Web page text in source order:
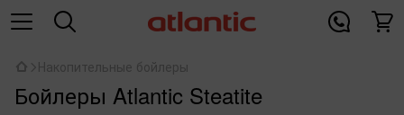
Накопительные бойлеры
Бойлеры Atlantic Steatite